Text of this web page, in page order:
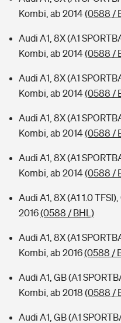
Kombi, ab 2014(0588 /
Audi A1, 8X (A1
Kombi, ab 2014(0588 /
Audi A1, 8X (A1
Kombi, ab 2014(0588 /
Audi A1, 8X (A1
Kombi, ab 2014(0588 /
Audi A1, 8X (A1
Kombi, ab 2014(0588 /
Audi A1, 8X (A1 1.0
2016(0588 / BHL)
Audi A1, 8X (A1
Kombi, ab 2016(0588 /
Audi A1, GB (A1
Kombi, ab 2018 (0588 /
Audi A1, GB (A1